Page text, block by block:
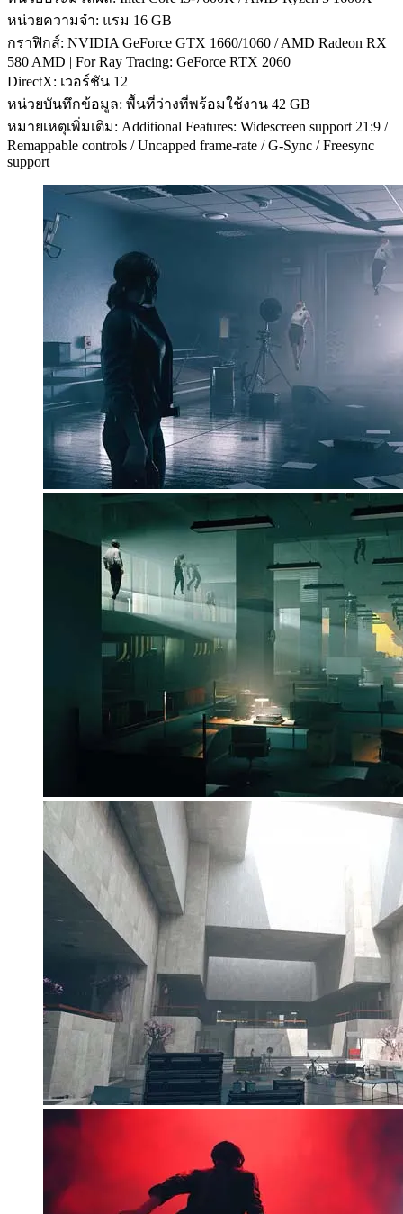
หน่วยความจำ: แรม 16 GB
กราฟิกส์: NVIDIA GeForce GTX 1660/1060 / AMD Radeon RX
580 AMD | For Ray Tracing: GeForce RTX 2060
DirectX: เวอร์ชัน 12
หน่วยบันทึกข้อมูล: พื้นที่ว่างที่พร้อมใช้งาน 42 GB
หมายเหตุเพิ่มเติม: Additional Features: Widescreen support 21:9 /
Remappable controls / Uncapped frame-rate / G-Sync / Freesync
support